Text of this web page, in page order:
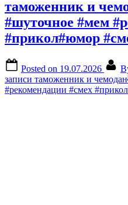
таможенник и
#шуточное #мем
#прикол#юмор
Posted on 19.07.2026
записи таможенник и
#рекомендации #смех